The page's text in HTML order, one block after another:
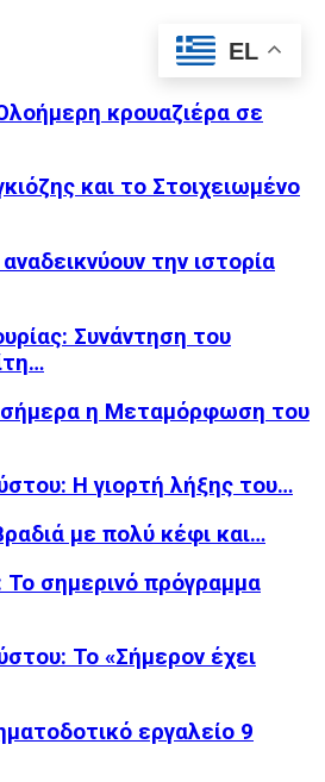
κρουαζιέρα σε
και το Στοιχειωμένο
την ιστορία
Συνάντηση του
σήμερα η Μεταμόρφωση του
Η γιορτή λήξης του…
με πολύ κέφι και…
Το σημερινό πρόγραμμα
Το «Σήμερον έχει
εργαλείο 9
EL